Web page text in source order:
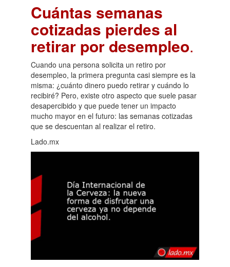
Cuántas semanas
cotizadas pierdes al
retirar por desempleo.
Cuando una persona solicita un retiro por
desempleo, la primera pregunta casi siempre es la
misma: ¿cuánto dinero puedo retirar y cuándo lo
recibiré? Pero, existe otro aspecto que suele pasar
desapercibido y que puede tener un impacto
mucho mayor en el futuro: las semanas cotizadas
que se descuentan al realizar el retiro.
Lado.mx